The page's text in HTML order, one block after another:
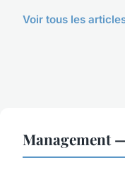
Voir tous les
Management